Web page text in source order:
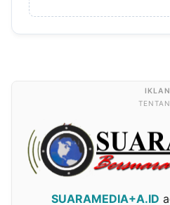
SUARAMEDIA+A.ID